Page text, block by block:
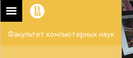
Факультет компьютерных наук